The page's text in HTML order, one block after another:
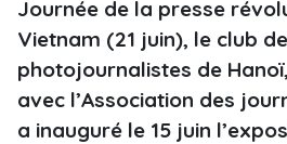
Journée de la presse
Vietnam (21 juin), le club
photojournalistes de
avec l’Association des
a inauguré le 15 juin